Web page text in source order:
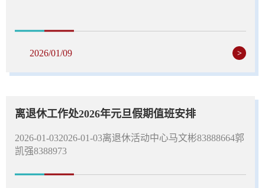
2026/01/09 >
离退休工作处2026年元旦假期值班安排
2026-01-032026-01-03离退休活动中心马文彬83888664郭
凯强8388973